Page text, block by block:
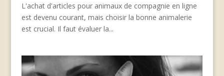
L'achat d'articles pour animaux de compagnie en ligne
est devenu courant, mais choisir la bonne animalerie
est crucial. Il faut évaluer la...